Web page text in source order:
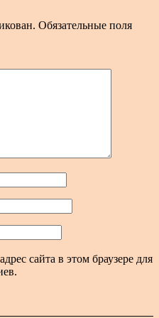
Обязательные поля
сайта в этом браузере для